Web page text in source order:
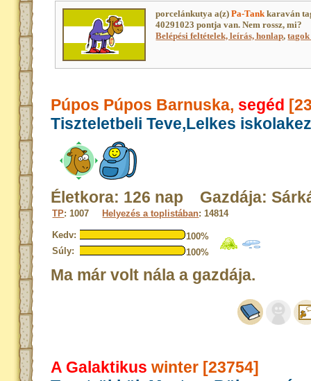
porcelánkutya a(z)Pa-Tankkaraván
40291023 pontja van. Nem rossz, mi?
Belépési feltételek, leírás, honlap,
Púpos Púpos Barnuska, segéd
Tiszteletbeli Teve,Lelkes
Életkora: 126 nap Gazdája:
TP: 1007 Helyezés a toplistában: 14814
Kedv:
100%
Súly:
100%
Ma már volt nála a gazdája.
A Galaktikus winter [23754]